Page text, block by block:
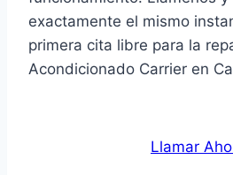
exactamente el mismo
primera cita libre para la
Acondicionado Carrier en
Llamar